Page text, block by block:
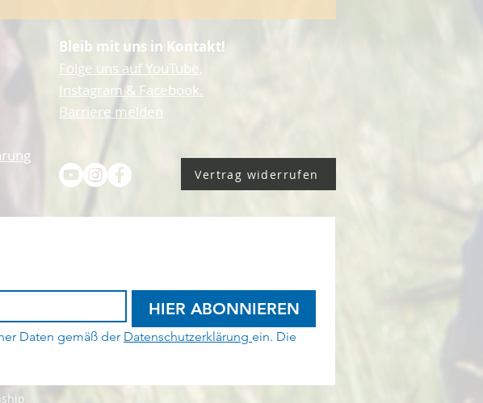
Bleib mit uns in Kontakt!
Folge uns auf YouTube,
Instagram & Facebook.
Barriere melden
Vertrag widerrufen
HIER ABONNIEREN
Daten gemäß der Datenschutzerklärung ein. Die